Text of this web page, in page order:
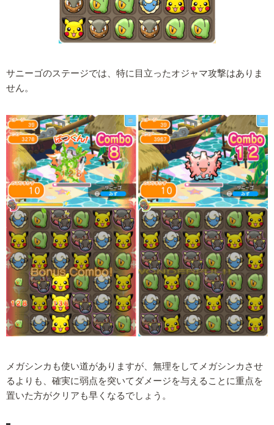
サニーゴのステージでは、特に目立ったオジャマ攻撃はありま
せん。
メガシンカも使い道がありますが、無理をしてメガシンカさせ
るよりも、確実に弱点を突いてダメージを与えることに重点を
置いた方がクリアも早くなるでしょう。